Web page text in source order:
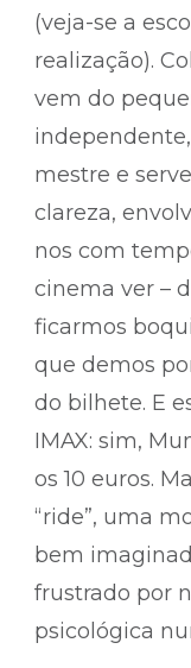
(veja-se a
realização).
vem do
mestre e
clareza,
nos com
cinema ver –
ficarmos
que demos
do bilhete. E
IMAX: sim,
os 10 euros.
“ride”, uma
bem
frustrado por
psicológica